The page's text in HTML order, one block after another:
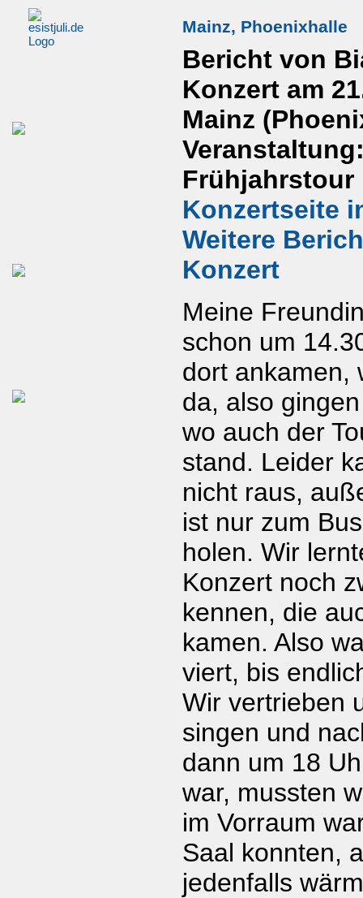
Mainz, Phoenixhalle
Bericht von
Konzert am
Mainz
Frühjahrstour
Konzertseite
Weitere
Konzert
Meine
schon um
dort ankamen,
da, also
wo auch der
stand. Leider
nicht raus,
ist nur zum
holen. Wir
Konzert noch
kennen, die
kamen. Also
viert, bis
Wir vertrieben
singen und
dann um 18
war, mussten
im Vorraum
Saal konnten,
jedenfalls